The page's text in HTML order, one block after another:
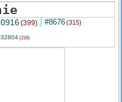
(399) #8676(315)
(216)